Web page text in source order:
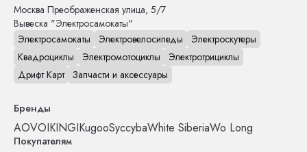
Москва Преображенская улица, 5/7
Вывеска "Электросамокаты"
Электросамокаты
Электровелосипеды
Электроскутеры
Квадроциклы
Электромотоциклы
Электротрициклы
Дрифт Карт Запчасти и аксессуары
Бренды
AOVOIKINGIKugooSyccybaWhite SiberiaWo Long
Покупателям